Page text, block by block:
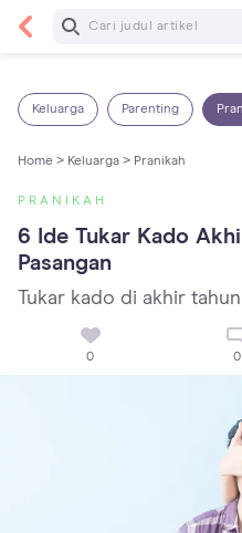
Baca
Keluarga Parenting
Home > Keluarga > Pranikah
PRANIKAH
6 Ide Tukar Kado
Pasangan
Tukar kado di akhir
0 0